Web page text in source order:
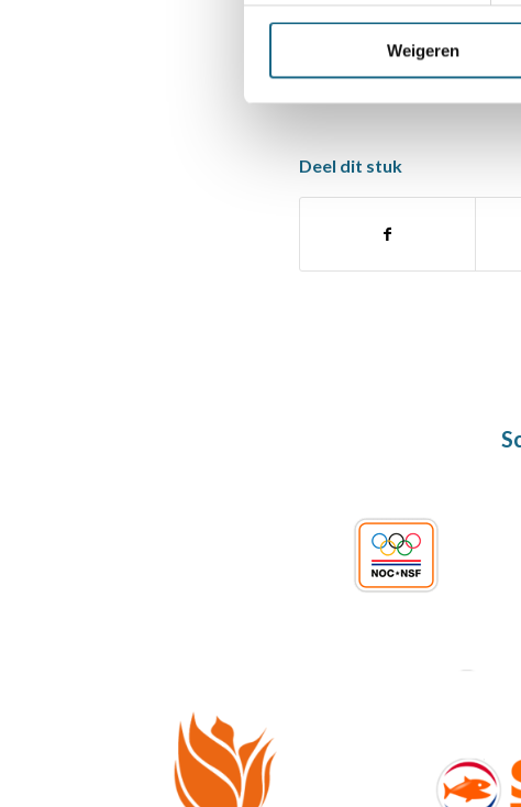
Weigeren
Berichten,Blad
Deel dit stuk